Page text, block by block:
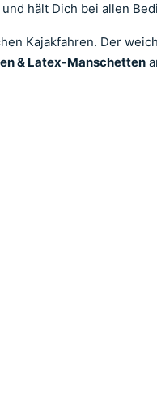
hält Dich bei allen
Kajakfahren. Der
& Latex-Manschetten